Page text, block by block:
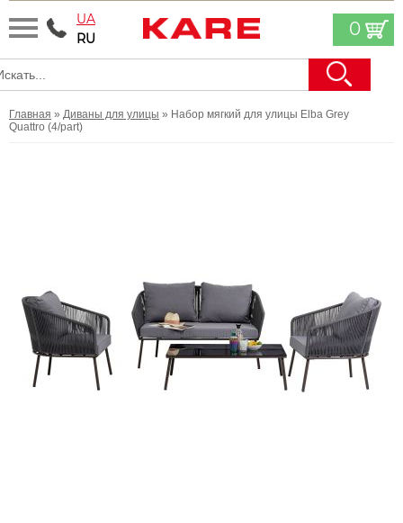
UA
RU
0
Главная » Диваны для улицы » Набор мягкий для улицы Elba Grey
Quattro (4/part)